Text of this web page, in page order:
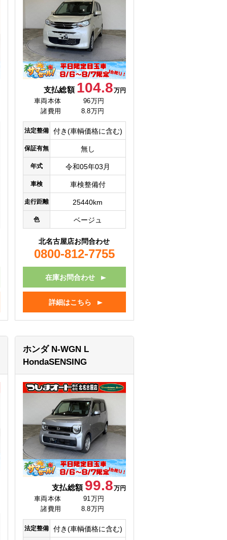
支払総額 104.8万円
車両本体
96万円
諸費用
8.8万円
法定整備 付き(車輌価格に含む)
保証有無 無し
年式 令和05年03月
車検 車検整備付
走行距離 25440km
色 ベージュ
北名古屋店お問合わせ
0800-812-7755
在庫お問合わせ
詳細はこちら
ホンダ N-WGN L
HondaSENSING
支払総額 99.8万円
車両本体
91万円
諸費用
8.8万円
法定整備 付き(車輌価格に含む)